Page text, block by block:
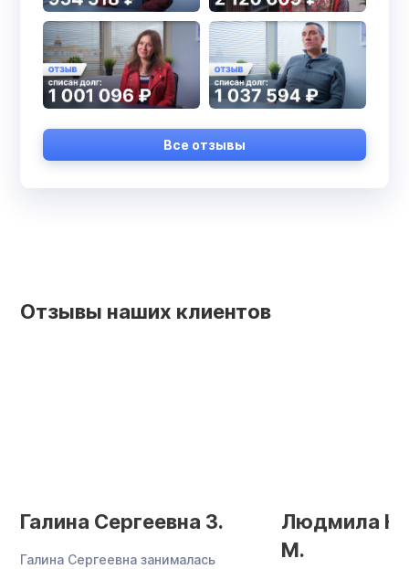
Все отзывы
Отзывы наших клиентов
Галина Сергеевна З.
Галина Сергеевна занималась
Людмила
М.